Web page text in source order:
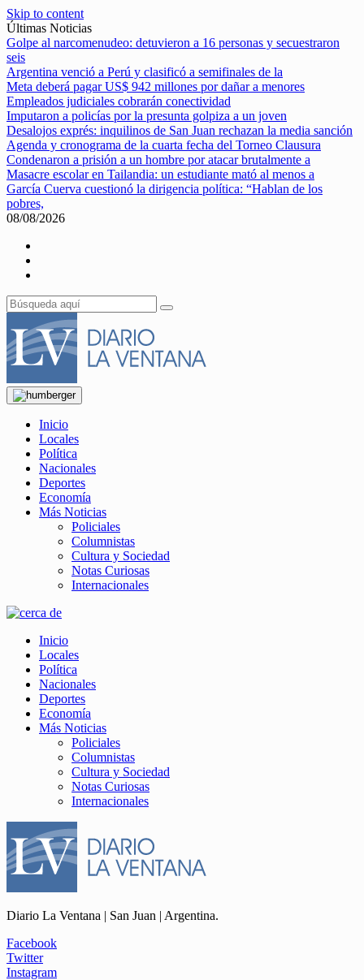
Skip to content
Últimas Noticias
Golpe al narcomenudeo: detuvieron a 16 personas y secuestraron
seis
Argentina venció a Perú y clasificó a semifinales de la
Meta deberá pagar US$ 942 millones por dañar a menores
Empleados judiciales cobrarán conectividad
Imputaron a policías por la presunta golpiza a un joven
Desalojos exprés: inquilinos de San Juan rechazan la media sanción
Agenda y cronograma de la cuarta fecha del Torneo Clausura
Condenaron a prisión a un hombre por atacar brutalmente a
Masacre escolar en Tailandia: un estudiante mató al menos a
García Cuerva cuestionó la dirigencia política: “Hablan de los
pobres,
08/08/2026
Inicio
Locales
Política
Nacionales
Deportes
Economía
Más Noticias
Policiales
Columnistas
Cultura y Sociedad
Notas Curiosas
Internacionales
Inicio
Locales
Política
Nacionales
Deportes
Economía
Más Noticias
Policiales
Columnistas
Cultura y Sociedad
Notas Curiosas
Internacionales
Diario La Ventana | San Juan | Argentina.
Facebook
Twitter
Instagram